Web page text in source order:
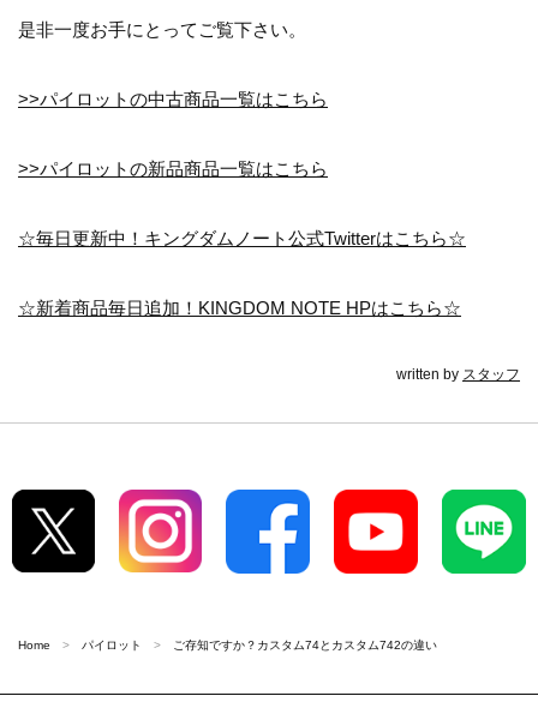
是非一度お手にとってご覧下さい。
>>パイロットの中古商品一覧はこちら
>>パイロットの新品商品一覧はこちら
☆毎日更新中！キングダムノート公式Twitterはこちら☆
☆新着商品毎日追加！KINGDOM NOTE HPはこちら☆
written by スタッフ
Home パイロット ご存知ですか？カスタム74とカスタム742の違い